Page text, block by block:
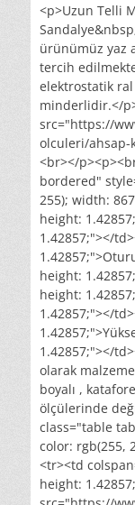
<p>Uzun Telli
ürünümüz yaz
tercih
elektrostatik
minderlidir.</
src="https://
olculeri/ahsap-
<br></
bordered"
255); width:
height:
1.42857;"></
height:
height:
1.42857;"></
1.42857;"></
olarak
boyalı ,
ölçülerinde
class="table
color: rgb(255,
<tr><td
height: